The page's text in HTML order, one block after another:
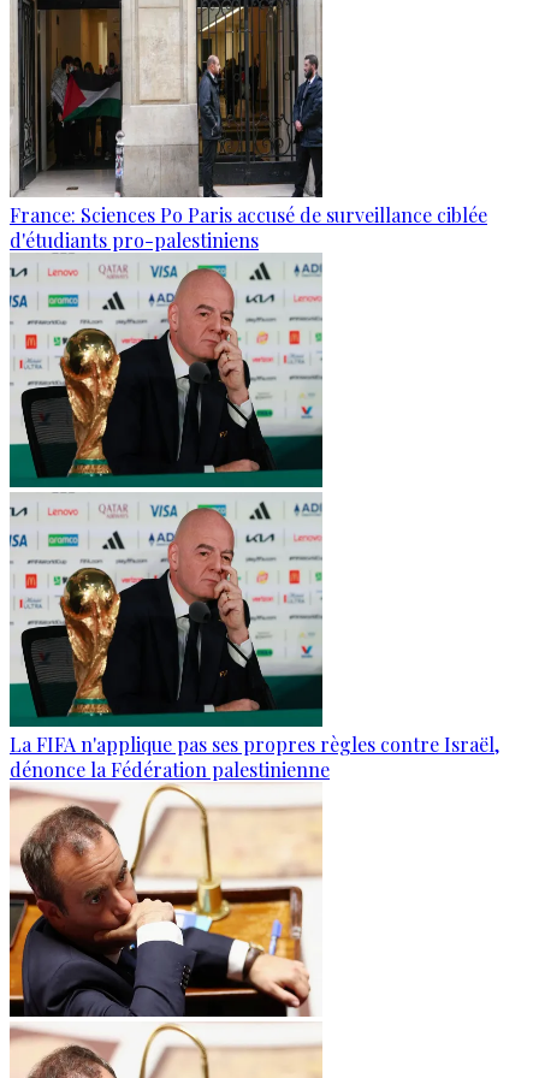
France: Sciences Po Paris accusé de surveillance ciblée
d'étudiants pro-palestiniens
La FIFA n'applique pas ses propres règles contre Israël,
dénonce la Fédération palestinienne